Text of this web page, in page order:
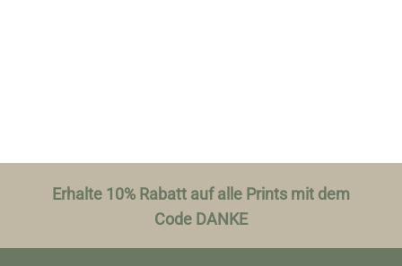
Erhalte 10% Rabatt auf alle Prints mit dem
Code DANKE